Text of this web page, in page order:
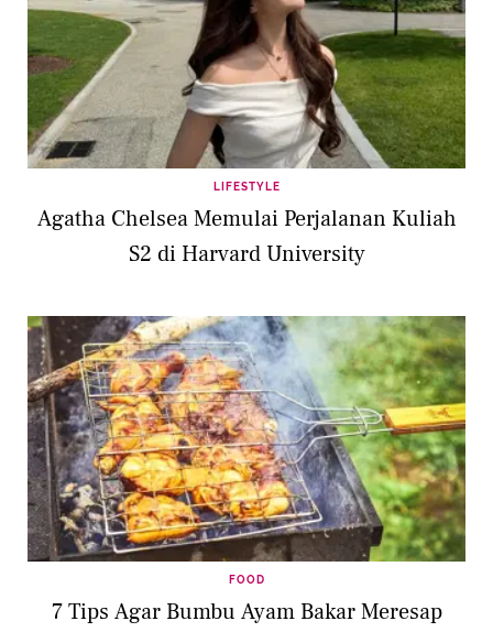
LIFESTYLE
Agatha Chelsea Memulai Perjalanan Kuliah
S2 di Harvard University
FOOD
7 Tips Agar Bumbu Ayam Bakar Meresap